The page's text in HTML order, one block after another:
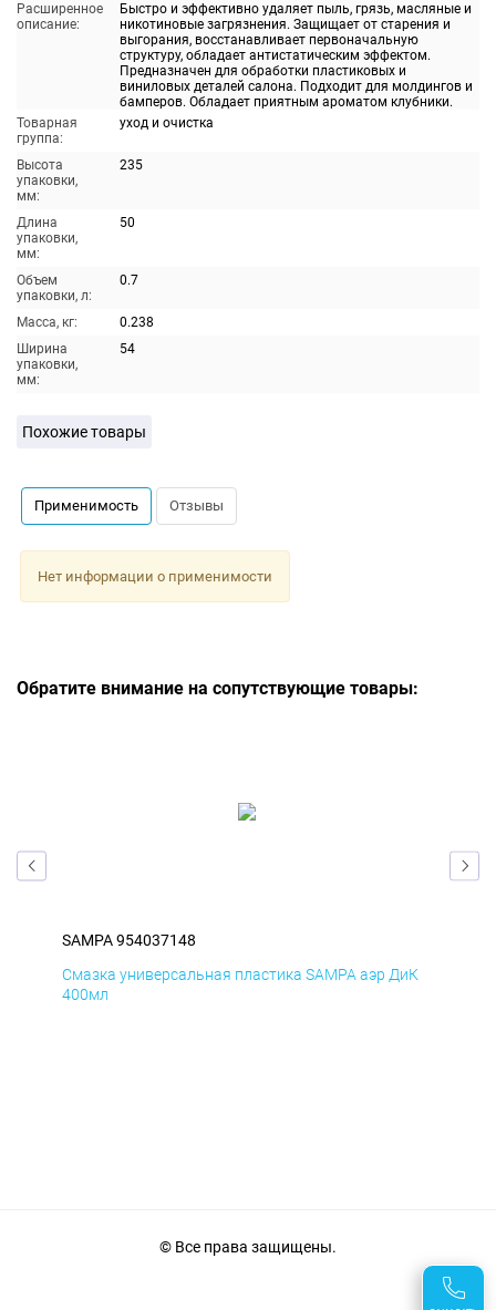
Расширенное
описание:
Быстро и эффективно удаляет пыль, грязь, масляные и
никотиновые загрязнения. Защищает от старения и
выгорания, восстанавливает первоначальную
структуру, обладает антистатическим эффектом.
Предназначен для обработки пластиковых и
виниловых деталей салона. Подходит для молдингов и
бамперов. Обладает приятным ароматом клубники.
Товарная
группа:
уход и очистка
Высота
упаковки,
мм:
235
Длина
упаковки,
мм:
50
Объем
упаковки, л:
0.7
Масса, кг:
0.238
Ширина
упаковки,
мм:
54
Похожие товары
Применимость Отзывы
Нет информации о применимости
Обратите внимание на сопутствующие товары:
SAMPA 954037148
Смазка универсальная пластика SAMPA аэр ДиК
400мл
© Все права защищены.